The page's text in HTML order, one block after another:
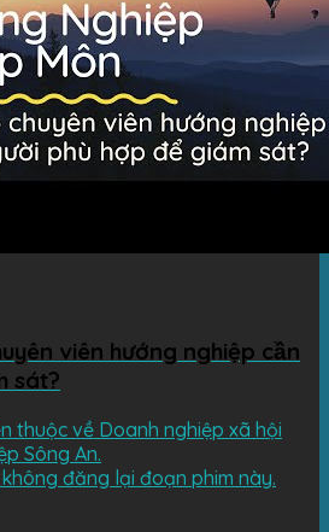
viên hướng nghiệp cần
sát?
thuộc về Doanh nghiệp xã hội
Sông An.
đăng lại đoạn phim này.